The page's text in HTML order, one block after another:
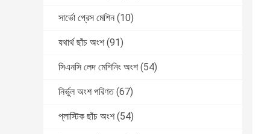
সার্ভো প্রেস মেশিন (10)
যথার্থ ছাঁচ অংশ (91)
সিএনসি লেদ মেশিনিং অংশ (54)
নির্ভুল অংশ পরিণত (67)
প্লাস্টিক ছাঁচ অংশ (54)